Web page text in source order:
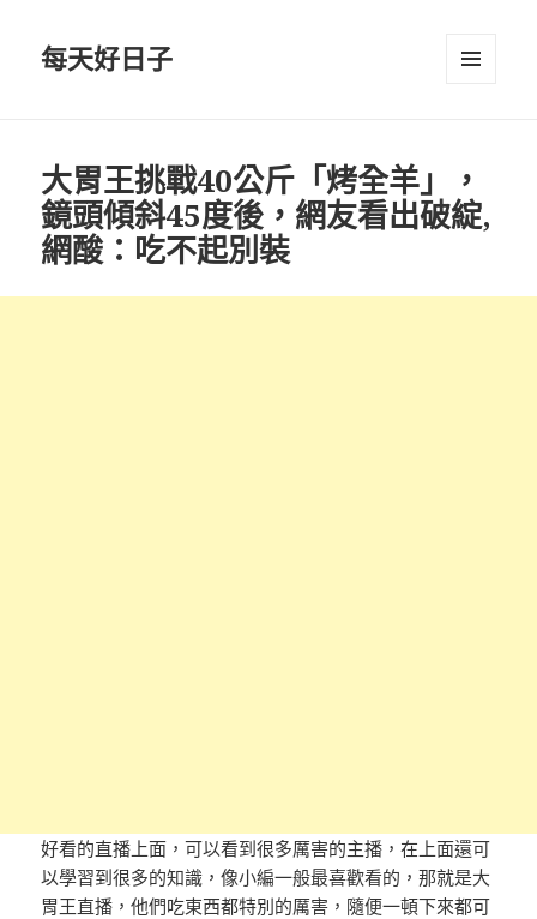
每天好日子
大胃王挑戰40公斤「烤全羊」，
鏡頭傾斜45度後，網友看出破綻,
網酸：吃不起別裝
好看的直播上面，可以看到很多厲害的主播，在上面還可
以學習到很多的知識，像小編一般最喜歡看的，那就是大
胃王直播，他們吃東西都特別的厲害，隨便一頓下來都可